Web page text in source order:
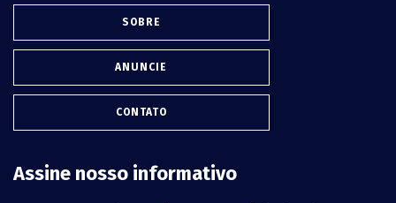
SOBRE
ANUNCIE
CONTATO
Assine nosso informativo